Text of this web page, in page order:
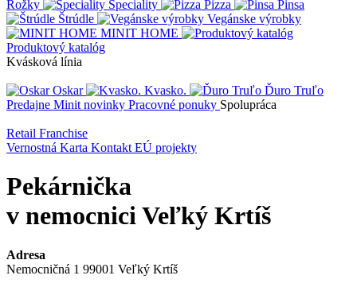
Rožky
Špeciality Pizza
Pinsa
Štrúdle
Vegánske výrobky
MINIT HOME
Produktový katalóg
Kvásková línia
Oskar Kvasko.
Ďuro Truľo
Predajne Minit novinky Pracovné ponuky Spolupráca
Retail Franchise
Vernostná Karta Kontakt EÚ projekty
Pekárnička
v nemocnici Veľký Krtíš
Adresa
Nemocničná 1 99001 Veľký Krtíš